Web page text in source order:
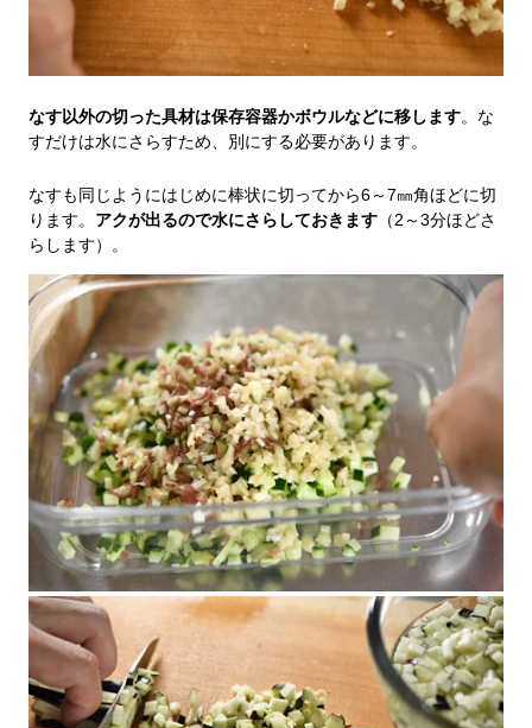
なす以外の切った具材は保存容器かボウルなどに移します。な
すだけは水にさらすため、別にする必要があります。
なすも同じようにはじめに棒状に切ってから6～7㎜角ほどに切
ります。 アクが出るので水にさらしておきます （2～3分ほどさ
らします）。